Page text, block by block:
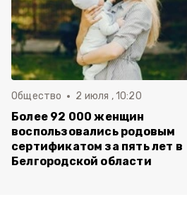
Общество 2 июля , 10:20
Более 92 000 женщин
воспользовались родовым
сертификатом за пять лет в
Белгородской области